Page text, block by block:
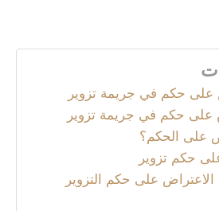
على حكم في جريمة تزوير
حكم في جريمة تزوير
على الحكم؟
حكم تزوير
على حكم التزوير